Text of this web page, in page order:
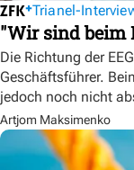
Trianel-
"Wir sind beim
Die Richtung der
Geschäftsführer.
jedoch noch nicht
Artjom Maksimenko